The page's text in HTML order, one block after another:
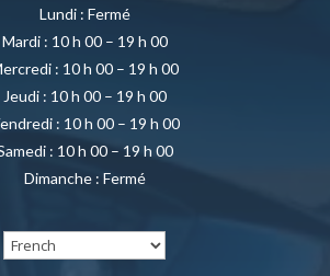
Lundi : Fermé
Mardi : 10 h 00 – 19 h 00
: 10 h 00 – 19 h 00
Jeudi : 10 h 00 – 19 h 00
: 10 h 00 – 19 h 00
: 10 h 00 – 19 h 00
Dimanche : Fermé